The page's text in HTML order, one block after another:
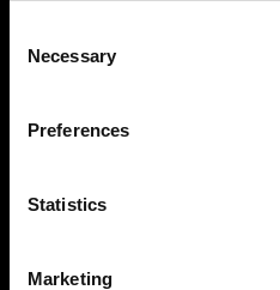
Selection
Necessary
Preferences
Statistics
Marketing
Cerca un negozio